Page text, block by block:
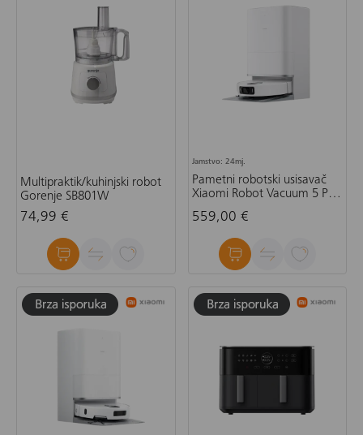
Multipraktik/kuhinjski robot
Gorenje SB801W
74,99 €
Jamstvo: 24mj.
Pametni robotski usisavač
Xiaomi Robot Vacuum 5 Pro
559,00 €